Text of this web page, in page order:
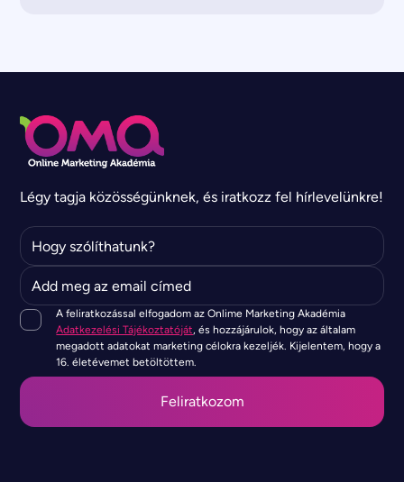
Légy tagja közösségünknek, és iratkozz fel hírlevelünkre!
A feliratkozással elfogadom az Onlime Marketing Akadémia
Adatkezelési Tájékoztatóját, és hozzájárulok, hogy az általam
megadott adatokat marketing célokra kezeljék. Kijelentem, hogy a
16. életévemet betöltöttem.